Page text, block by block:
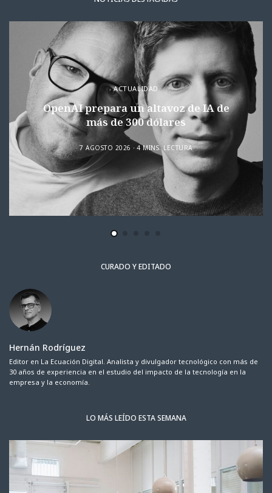
ACTUALIDAD
OpenAI prepara un altavoz de IA de
más de 300 dólares
7 AGOSTO 2026 4 MINS. LECTURA
CURADO Y EDITADO
Hernán Rodríguez
Editor en La Ecuación Digital. Analista y divulgador tecnológico con más de
30 años de experiencia en el estudio del impacto de la tecnología en la
empresa y la economía.
LO MÁS LEÍDO ESTA SEMANA